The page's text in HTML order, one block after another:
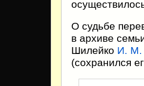
О судьбе
в архиве
Шилейко И. М.
(сохранился